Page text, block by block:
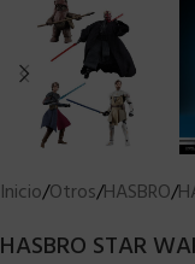
Inicio/Otros/HASBRO/
HASBRO STAR